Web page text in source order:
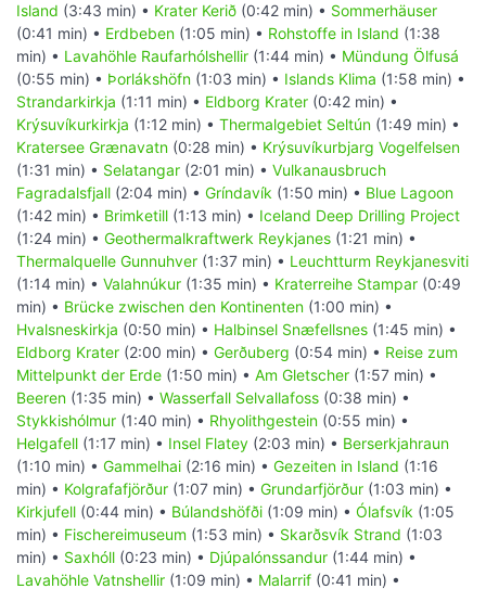
Island (3:43 min) • Krater Kerið (0:42 min) • Sommerhäuser
(0:41 min) • Erdbeben (1:05 min) • Rohstoffe in Island (1:38
min) • Lavahöhle Raufarhólshellir (1:44 min) • Mündung Ölfusá
(0:55 min) • Þorlákshöfn (1:03 min) • Islands Klima (1:58 min) •
Strandarkirkja (1:11 min) • Eldborg Krater (0:42 min) •
Krýsuvíkurkirkja (1:12 min) • Thermalgebiet Seltún (1:49 min) •
Kratersee Grænavatn (0:28 min) • Krýsuvíkurbjarg Vogelfelsen
(1:31 min) • Selatangar (2:01 min) • Vulkanausbruch
Fagradalsfjall (2:04 min) • Gríndavík (1:50 min) • Blue Lagoon
(1:42 min) • Brimketill (1:13 min) • Iceland Deep Drilling Project
(1:24 min) • Geothermalkraftwerk Reykjanes (1:21 min) •
Thermalquelle Gunnuhver (1:37 min) • Leuchtturm Reykjanesviti
(1:14 min) • Valahnúkur (1:35 min) • Kraterreihe Stampar (0:49
min) • Brücke zwischen den Kontinenten (1:00 min) •
Hvalsneskirkja (0:50 min) • Halbinsel Snæfellsnes (1:45 min) •
Eldborg Krater (2:00 min) • Gerðuberg (0:54 min) • Reise zum
Mittelpunkt der Erde (1:50 min) • Am Gletscher (1:57 min) •
Beeren (1:35 min) • Wasserfall Selvallafoss (0:38 min) •
Stykkishólmur (1:40 min) • Rhyolithgestein (0:55 min) •
Helgafell (1:17 min) • Insel Flatey (2:03 min) • Berserkjahraun
(1:10 min) • Gammelhai (2:16 min) • Gezeiten in Island (1:16
min) • Kolgrafafjörður (1:07 min) • Grundarfjörður (1:03 min) •
Kirkjufell (0:44 min) • Búlandshöfði (1:09 min) • Ólafsvík (1:05
min) • Fischereimuseum (1:53 min) • Skarðsvík Strand (1:03
min) • Saxhóll (0:23 min) • Djúpalónssandur (1:44 min) •
Lavahöhle Vatnshellir (1:09 min) • Malarrif (0:41 min) •